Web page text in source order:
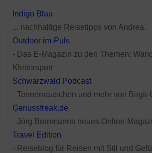
Indigo Blau
... nachhaltige Reisetipps von Andrea.
Outdoor im-Puls
- Das E-Magazin zu den Themen:
Klettersport
Schwarzwald Podcast
- Tannenrauschen und mehr von Birgit-
Genussfreak.de
- Jörg Bornmanns neues Online-
Travel Edition
- Reiseblog für Reisen mit Stil und